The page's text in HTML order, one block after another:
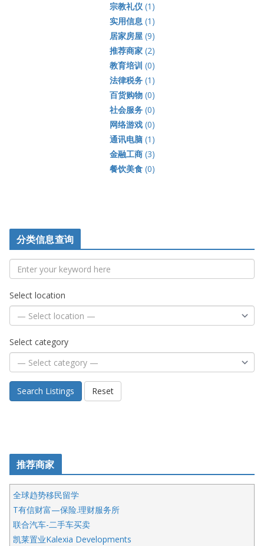
宗教礼仪(1)
实用信息(1)
居家房屋(9)
推荐商家(2)
教育培训 (0)
法律税务(1)
百货购物(0)
社会服务(0)
网络游戏(0)
通讯电脑(1)
金融工商(3)
餐饮美食(0)
分类信息查询
Select location
Select category
Search Listings Reset
推荐商家
全球趋势移民留学
T有信财富—保险.理财服务所
联合汽车-二手车买卖
凯莱置业Kalexia Developments